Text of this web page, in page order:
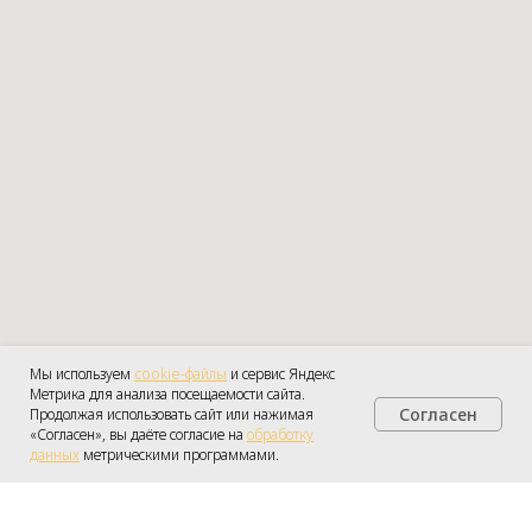
Получить консультацию
Мы используем cookie-файлы и сервис Яндекс
Метрика для анализа посещаемости сайта.
Продолжая использовать сайт или нажимая
«Согласен», вы даёте согласие на обработку
данных метрическими программами.
Согласен